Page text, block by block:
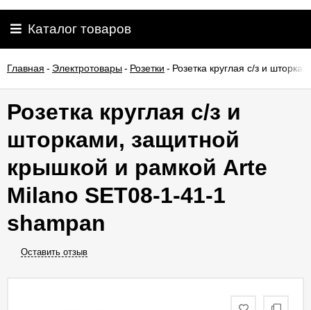
освещения
О
Каталог товаров
Главная - Электротовары- Розетки - Розетка круглая с/з и
Розетка круглая с/з и
шторками, защитной
крышкой и рамкой Arte
Milano SET08-1-41-1
shampan
Оставить отзыв